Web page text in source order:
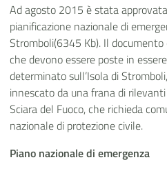
Ad agosto 2015 è stata
pianificazione nazionale di
Stromboli(6345 Kb). Il
che devono essere poste in
determinato sull’Isola di
innescato da una frana di
Sciara del Fuoco, che richieda
nazionale di protezione civile.
Piano nazionale di emergenza